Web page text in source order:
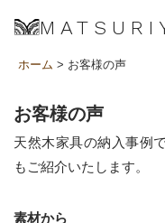
ホーム > お客様の声
お客様の声
天然木家具の納入事例
もご紹介いたします。
素材から